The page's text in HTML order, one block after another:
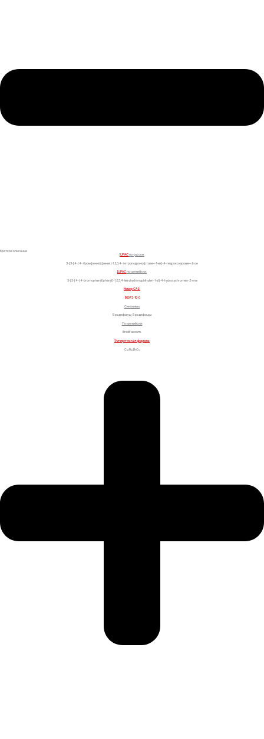
Краткое описание
IUPACпо-русски:
3-[3-[4-(4- бромфенил)фенил]-1,2,3,4-тетрагидронафталин-1-ил]-4-гидроксихромен-2-он
IUPACпо-английски:
3-[3-[4-(4-bromophenyl)phenyl]-1,2,3,4-tetrahydronaphthalen-1-yl]-4-hydroxychromen-2-one
Номер CAS:
56073-10-0
Синонимы:
Бродифакум, Бродифацум.
По-английски:
Brodifacoum.
Эмпирическая формула:
С 31Н23ВrО3